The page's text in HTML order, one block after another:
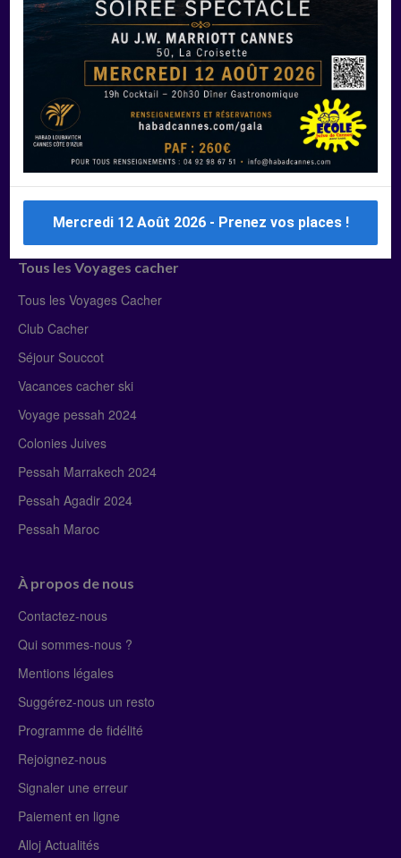
Manger Cacher
Liste des restaurants cacher
Restaurants cacher à Paris
Restaurants cacher à Deauville
Restaurants cacher à Lyon
Restaurants cacher à Marseille
Restaurants cacher Dubaï
Tous les Voyages cacher
Tous les Voyages Cacher
Club Cacher
Séjour Souccot
Vacances cacher ski
Voyage pessah 2024
Colonies Juives
Pessah Marrakech 2024
Pessah Agadir 2024
Pessah Maroc
À propos de nous
Contactez-nous
Qui sommes-nous ?
Mentions légales
Suggérez-nous un resto
Programme de fidélité
Rejoignez-nous
Signaler une erreur
Paiement en ligne
Alloj Actualités
Mercredi 12 Août 2026 - Prenez vos places !